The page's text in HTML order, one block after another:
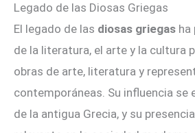
Legado de las Diosas Griegas
El legado de las diosas griegas ha
de la literatura, el arte y la cultura
obras de arte, literatura y
contemporáneas. Su influencia se
de la antigua Grecia, y su